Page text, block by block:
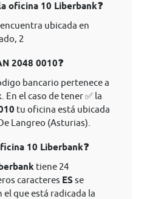
oficina 10 Liberbank❓
ubicada en
2
2048 0010❓
bancario pertenece a
el caso de tener ✅ la
tu oficina está ubicada
Langreo (Asturias).
10 Liberbank❓
tiene 24
caracteres ES se
el que está radicada la